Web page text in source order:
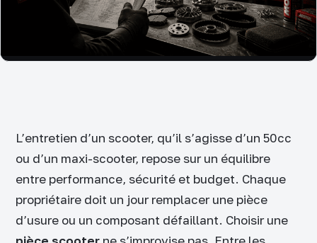
L’entretien d’un scooter, qu’il s’agisse d’un 50cc
ou d’un maxi-scooter, repose sur un équilibre
entre performance, sécurité et budget. Chaque
propriétaire doit un jour remplacer une pièce
d’usure ou un composant défaillant. Choisir une